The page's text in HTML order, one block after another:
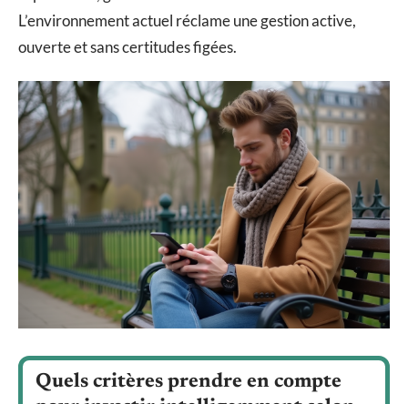
L’environnement actuel réclame une gestion active,
ouverte et sans certitudes figées.
Quels critères prendre en compte